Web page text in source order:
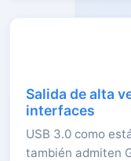
Salida de alta
interfaces
USB 3.0 como
también admiten